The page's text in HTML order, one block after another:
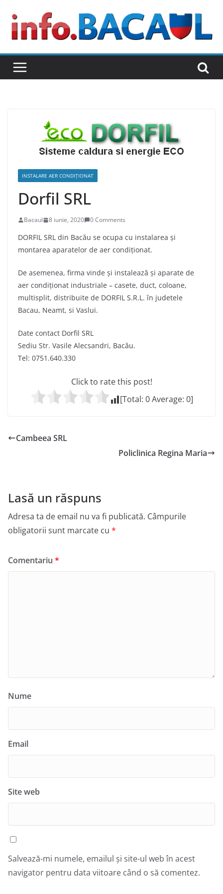
content
INSTALARE AER CONDIȚIONAT
Dorfil SRL
Bacaul 8 iunie, 2020 0 Comments
DORFIL SRL din Bacău se ocupa cu instalarea și
montarea aparatelor de aer condiționat.
De asemenea, firma vinde și instalează și aparate de
aer condiționat industriale – casete, duct, coloane,
multisplit, distribuite de DORFIL S.R.L. în judetele
Bacau, Neamt, si Vaslui.
Date contact Dorfil SRL
Sediu Str. Vasile Alecsandri, Bacău.
Tel: 0751.640.330
Click to rate this post!
[Total: 0Average: 0]
Cambeea SRL
Policlinica Regina Maria
Lasă un răspuns
Adresa ta de email nu va fi publicată. Câmpurile
obligatorii sunt marcate cu *
Comentariu *
Nume
Email
Site web
Salvează-mi numele, emailul și site-ul web în acest
navigator pentru data viitoare când o să comentez.